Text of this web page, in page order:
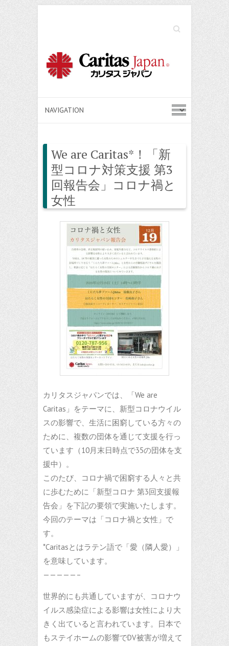
Search
We are Caritas*！「新
型コロナ対策支援 第3
回報告会」コロナ禍と
女性
カリタスジャパンでは、「We are
Caritas」をテーマに、新型コロナウイル
スの影響で、生活に困窮している方々の
ために、複数の団体を通じて支援を行っ
ています（10月末日時点で35の団体を支
援中）。
このたび、コロナ禍で困窮する人々と共
に歩むために「新型コロナ 第3回支援報
告会」を下記の要領で実施いたします。
今回のテーマは「コロナ禍と女性」で
す。
*Caritasとはラテン語で「愛（隣人愛）」
を意味しています。
—————–
世界的にも共通していますが、コロナウ
イルス感染症による影響は女性により大
きく出ていると言われています。日本で
もステイホームの影響でDV被害が増えて